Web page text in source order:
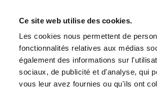
Ce site web utilise des cookies.
Les cookies nous permettent de
fonctionnalités relatives aux médias
également des informations sur
sociaux, de publicité et d'analyse, qui
vous leur avez fournies ou qu'ils ont
AU BEST SELLER
PUBLIER
/ BD / Humour / MEMES - Tome 1 original